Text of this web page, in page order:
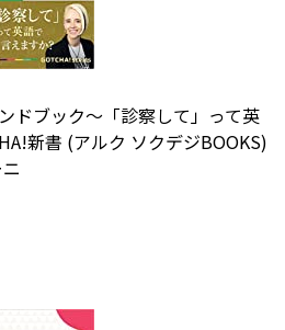
ドブック～「診察して」って英
新書 (アルク ソクデジBOOKS)